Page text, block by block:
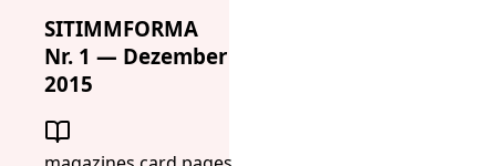
SITIMMFORMA
Nr. 1 — Dezember
2015